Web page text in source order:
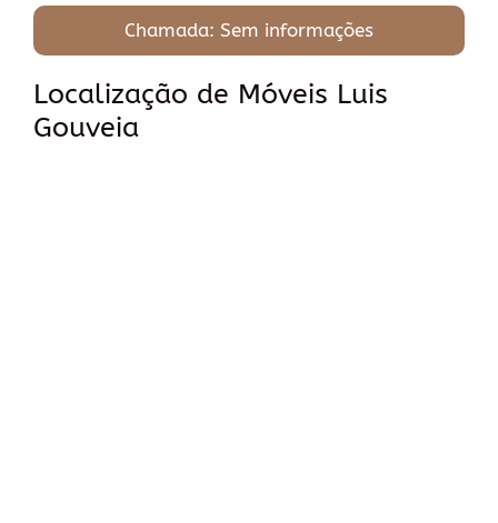
Chamada: Sem informações
Localização de Móveis Luis
Gouveia